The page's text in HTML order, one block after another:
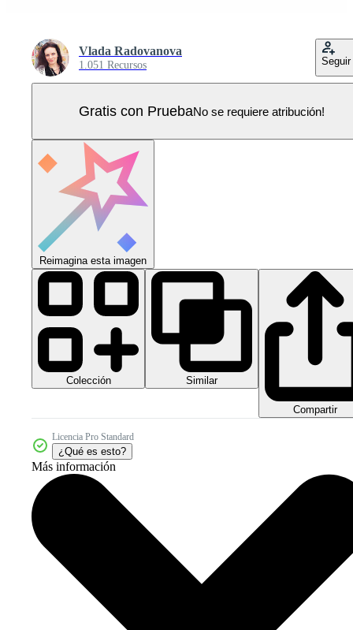
Vlada Radovanova
1.051 Recursos Seguir
Gratis con PruebaNo se requiere atribución!
Reimagina esta imagen
Colección Similar
Compartir
Licencia Pro Standard
¿Qué es esto?
Más información